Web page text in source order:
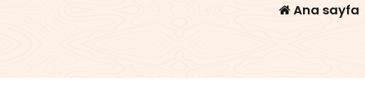
Ana sayfa